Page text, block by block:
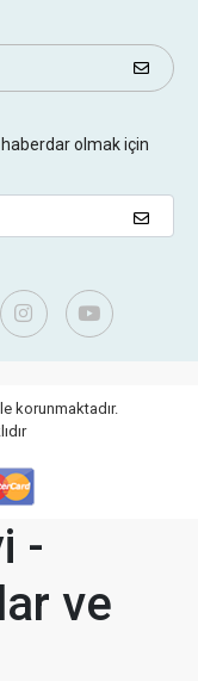
olmak için
korunmaktadır.
-
ve